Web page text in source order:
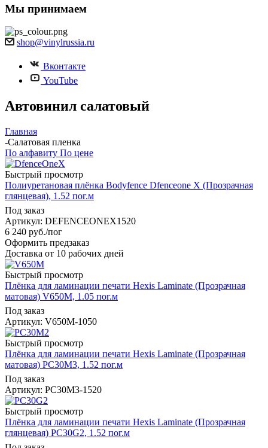
Мы принимаем
shop@vinylrussia.ru
Вконтакте
YouTube
Автовинил салатовый
Главная
-Салатовая пленка
По алфавиту По цене
Быстрый просмотр
Полиуретановая плёнка Bodyfence Dfenceone X (Прозрачная
глянцевая), 1.52 пог.м
Под заказ
Артикул: DEFENCEONEX1520
6 240 руб./пог
Оформить предзаказ
Доставка от 10 рабочих дней
Быстрый просмотр
Плёнка для ламинации печати Hexis Laminate (Прозрачная
матовая) V650M, 1.05 пог.м
Под заказ
Артикул: V650M-1050
Быстрый просмотр
Плёнка для ламинации печати Hexis Laminate (Прозрачная
матовая) PC30M3, 1.52 пог.м
Под заказ
Артикул: PC30M3-1520
Быстрый просмотр
Плёнка для ламинации печати Hexis Laminate (Прозрачная
глянцевая) PC30G2, 1.52 пог.м